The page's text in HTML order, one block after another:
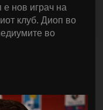
нов играч на
клуб. Диоп во
во